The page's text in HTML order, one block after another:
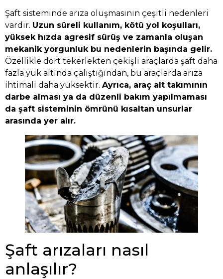
Şaft sisteminde arıza oluşmasının çeşitli nedenleri
vardır. Uzun süreli kullanım, kötü yol koşulları,
yüksek hızda agresif sürüş ve zamanla oluşan
mekanik yorgunluk bu nedenlerin başında gelir.
Özellikle dört tekerlekten çekişli araçlarda şaft daha
fazla yük altında çalıştığından, bu araçlarda arıza
ihtimali daha yüksektir. Ayrıca, araç alt takımının
darbe alması ya da düzenli bakım yapılmaması
da şaft sisteminin ömrünü kısaltan unsurlar
arasında yer alır.
Şaft arızaları nasıl
anlaşılır?